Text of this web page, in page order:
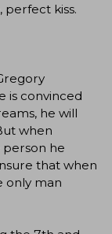
kiss.
is convinced
he will
when
person he
that when
only man